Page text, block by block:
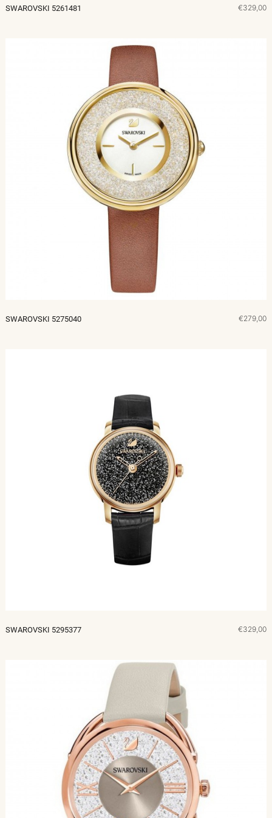
SWAROVSKI 5261481 €329,00
SWAROVSKI 5275040 €279,00
SWAROVSKI 5295377 €329,00